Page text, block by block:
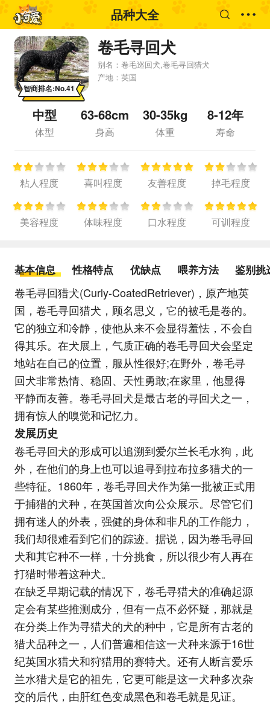
品种大全
智商排名:No.41
卷毛寻回犬
别名：卷毛巡回犬,卷毛寻回猎犬
产地：英国
中型
体型
63-68cm
身高
30-35kg
体重
8-12年
寿命
粘人程度 喜叫程度 友善程度 掉毛程度
美容程度 体味程度 口水程度 可训程度
基本信息 性格特点 优缺点 喂养方法 鉴别挑
卷毛寻回猎犬(Curly-CoatedRetriever)，原产地英
国，卷毛寻回猎犬，顾名思义，它的被毛是卷的。
它的独立和冷静，使他从来不会显得羞怯，不会自
得其乐。在犬展上，气质正确的卷毛寻回犬会坚定
地站在自己的位置，服从性很好;在野外，卷毛寻
回犬非常热情、稳固、天性勇敢;在家里，他显得
平静而友善。卷毛寻回犬是最古老的寻回犬之一，
拥有惊人的嗅觉和记忆力。
发展历史
卷毛寻回犬的形成可以追溯到爱尔兰长毛水狗，此
外，在他们的身上也可以追寻到拉布拉多猎犬的一
些特征。1860年，卷毛寻回犬作为第一批被正式用
于捕猎的犬种，在英国首次向公众展示。尽管它们
拥有迷人的外表，强健的身体和非凡的工作能力，
我们却很难看到它们的踪迹。据说，因为卷毛寻回
犬和其它种不一样，十分挑食，所以很少有人再在
打猎时带着这种犬。
在缺乏早期记载的情况下，卷毛寻猎犬的准确起源
定会有某些推测成分，但有一点不必怀疑，那就是
在分类上作为寻猎犬的犬的种中，它是所有古老的
猎犬品种之一，人们普遍相信这一犬种来源于16世
纪英国水猎犬和狩猎用的赛特犬。还有人断言爱乐
兰水猎犬是它的祖先，它更可能是这一犬种多次杂
交的后代，由肝红色变成黑色和卷毛就是见证。